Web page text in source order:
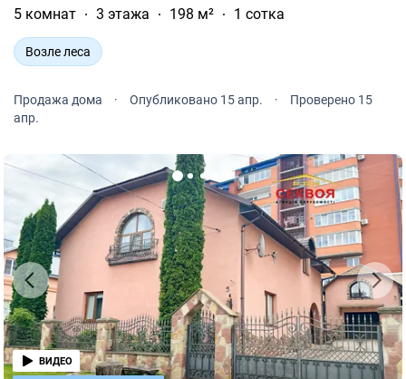
5 комнат
3 этажа 198 м² 1 сотка
Возле леса
Продажа дома · Опубликовано 15 апр. ·
Проверено 15
апр.
ВИДЕО